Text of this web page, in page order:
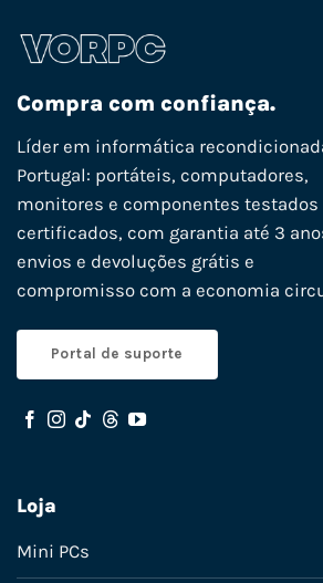
Compra com confiança.
Líder em informática
Portugal: portáteis, computadores,
monitores e componentes testados
certificados, com garantia até 3
envios e devoluções grátis e
compromisso com a economia
Portal de suporte
Loja
Mini PCs